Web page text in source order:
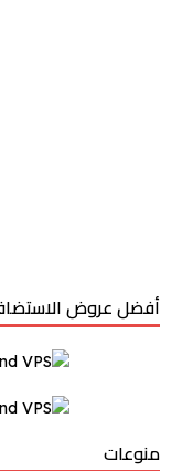
أفضل عروض
منوعات